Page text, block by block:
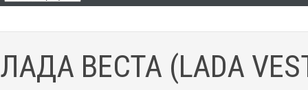
ЛАДА ВЕСТА (LADA